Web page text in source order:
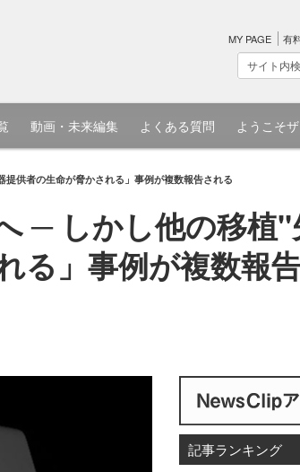
MY PAGE 有
動画・未来編集 よくある質問 ようこそ
供者の生命が脅かされる」事例が複数報告される
─ しかし他の移植
る」事例が複数報
記事ランキング